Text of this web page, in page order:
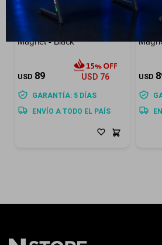
Galaxy S26 Ultra Slim
Magnet - Black
USD 89 USD 76
GARANTÍA: 5 DÍAS
ENVÍO A TODO EL PAÍS
USD